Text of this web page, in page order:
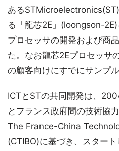
ある
る「龍芯2E」(loongson-
プロセッサの開発および商
た。なお龍芯2Eプロセッサ
の顧客向けにすでにサンプ
ICTとSTの共同開発は、
とフランス政府間の技術協
The France-China
(CTIBO)に基づき、スター